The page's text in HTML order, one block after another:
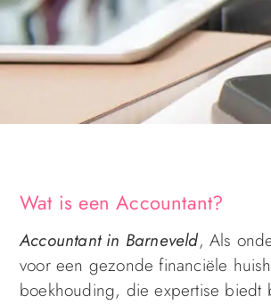
Wat is een Accountant?
Accountant in Barneveld, Als
voor een gezonde financiële
boekhouding, die expertise biedt